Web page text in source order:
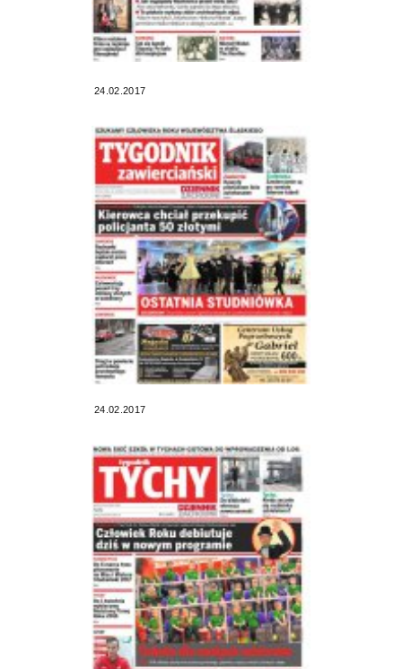
24.02.2017
24.02.2017